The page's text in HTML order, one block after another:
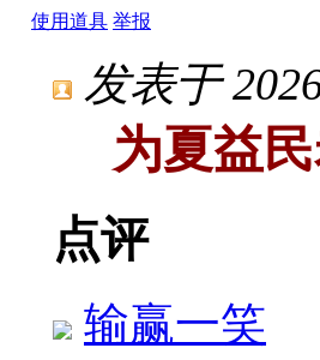
使用道具 举报
发表于
为夏益
点评
输赢一笑